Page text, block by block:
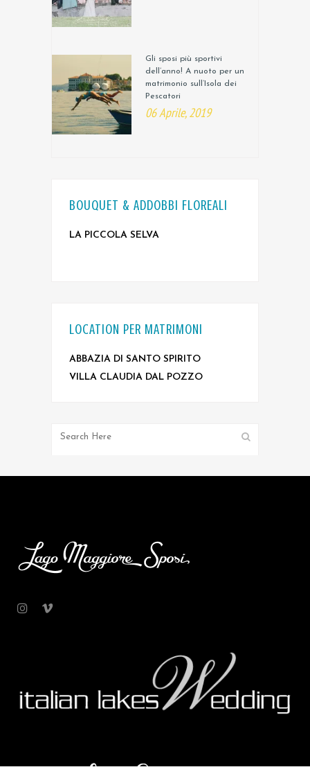
Gli sposi più sportivi
dell’anno! A nuoto per un
matrimonio sull’Isola dei
Pescatori
06 Aprile, 2019
BOUQUET & ADDOBBI FLOREALI
LA PICCOLA SELVA
LOCATION PER MATRIMONI
ABBAZIA DI SANTO SPIRITO
VILLA CLAUDIA DAL POZZO